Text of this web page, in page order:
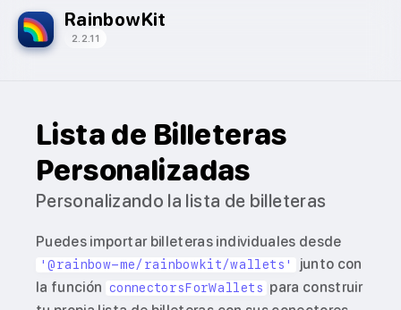
RainbowKit
2.2.11
Lista de Billeteras
Personalizadas
Personalizando la lista de billeteras
Puedes importar billeteras individuales desde
'@rainbow-me/rainbowkit/wallets'
junto con
la función connectorsForWallets para construir